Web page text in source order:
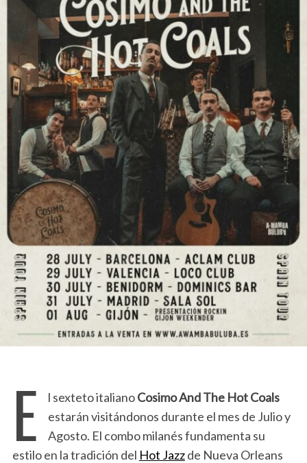
E l sexteto italianoCosimo And The Hot Coals
estarán visitándonos durante el mes de Julio y
Agosto. El combo milanés fundamenta su
estilo en la tradición del Hot Jazzde Nueva Orleans